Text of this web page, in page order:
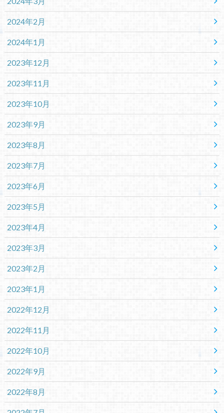
2024年2月
2024年1月
2023年12月
2023年11月
2023年10月
2023年9月
2023年8月
2023年7月
2023年6月
2023年5月
2023年4月
2023年3月
2023年2月
2023年1月
2022年12月
2022年11月
2022年10月
2022年9月
2022年8月